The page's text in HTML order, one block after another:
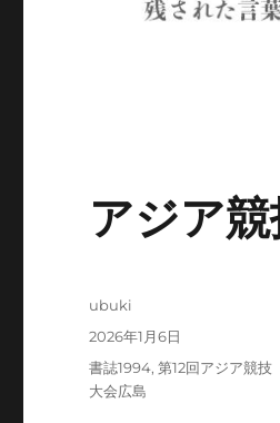
アジア
投
ubuki
投
稿
日:
2026年1月6日
カ
テ
書誌1994,第12回アジア競技
大会広島